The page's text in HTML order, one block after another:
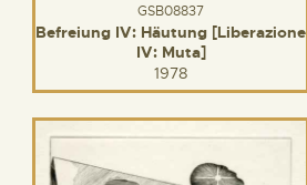
GSB08837
Befreiung IV: Häutung [Liberazione
IV: Muta]
1978